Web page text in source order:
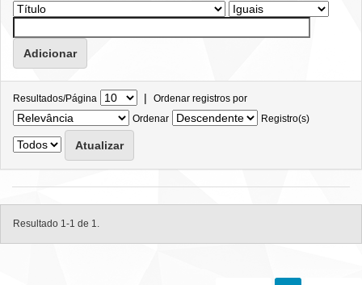
Resultados/Página | Ordenar registros por
Ordenar
Registro(s)
Resultado 1-1 de 1.